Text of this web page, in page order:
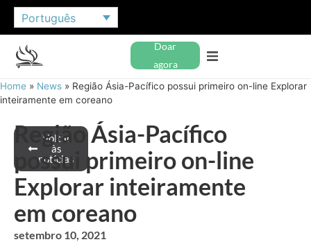
Português
Doar
agora
Home » News » Região Ásia-Pacífico possui primeiro on-line Explorar
inteiramente em coreano
Voltar
às
notícias
Região Ásia-Pacífico
possui primeiro on-line
Explorar inteiramente
em coreano
setembro 10, 2021